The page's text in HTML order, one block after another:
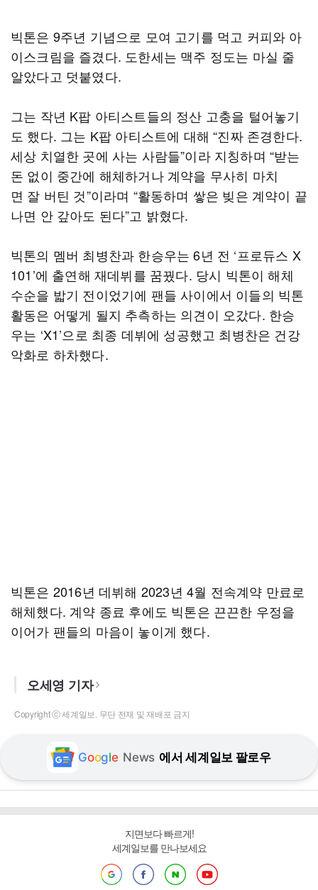
빅톤은 9주년 기념으로 모여 고기를 먹고 커피와 아
이스크림을 즐겼다. 도한세는 맥주 정도는 마실 줄
알았다고 덧붙였다.
그는 작년 K팝 아티스트들의 정산 고충을 털어놓기
도 했다. 그는 K팝 아티스트에 대해 “진짜 존경한다.
세상 치열한 곳에 사는 사람들”이라 지칭하며 “받는
돈 없이 중간에 해체하거나 계약을 무사히 마치
면 잘 버틴 것”이라며 “활동하며 쌓은 빚은 계약이 끝
나면 안 갚아도 된다”고 밝혔다.
빅톤의 멤버 최병찬과 한승우는 6년 전 ‘프로듀스 X
101’에 출연해 재데뷔를 꿈꿨다. 당시 빅톤이 해체
수순을 밟기 전이었기에 팬들 사이에서 이들의 빅톤
활동은 어떻게 될지 추측하는 의견이 오갔다. 한승
우는 ‘X1’으로 최종 데뷔에 성공했고 최병찬은 건강
악화로 하차했다.
빅톤은 2016년 데뷔해 2023년 4월 전속계약 만료로
해체했다. 계약 종료 후에도 빅톤은 끈끈한 우정을
이어가 팬들의 마음이 놓이게 했다.
오세영 기자
Copyright ⓒ 세계일보. 무단 전재 및 재배포 금지
Google News 에서 세계일보 팔로우
지면보다 빠르게!
세계일보를 만나보세요